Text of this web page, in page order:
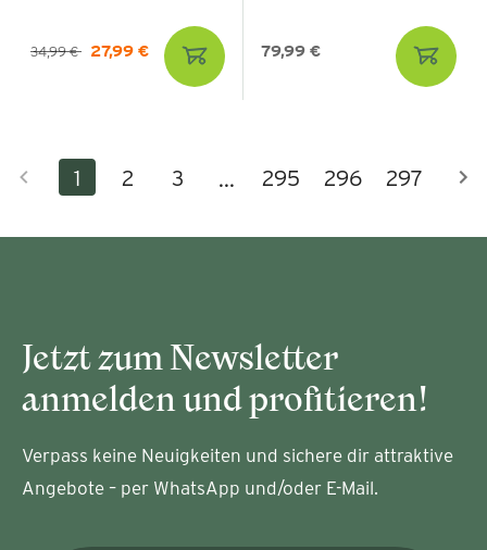
34,99 € 27,99 € 79,99 €
1 2 3 ... 295 296 297
Jetzt zum Newsletter
anmelden und profitieren!
Verpass keine Neuigkeiten und sichere dir attraktive
Angebote – per WhatsApp und/oder E-Mail.